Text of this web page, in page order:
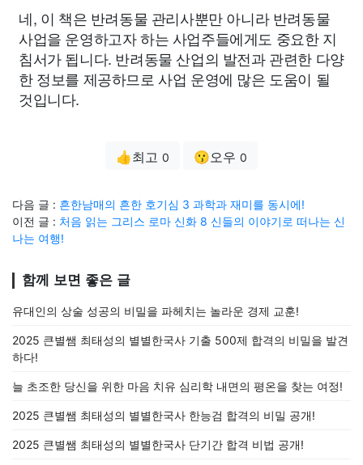
네, 이 책은 반려동물 관리사뿐만 아니라 반려동물
사업을 운영하고자 하는 사업주들에게도 중요한 지
침서가 됩니다. 반려동물 산업의 발전과 관련한 다양
한 정보를 제공하므로 사업 운영에 많은 도움이 될
것입니다.
👍최고 0 😗오우 0
다음 글 : 흔한남매의 흔한 호기심 3 과학과 재미를 동시에!
이전 글 : 처음 읽는 그리스 로마 신화 8 신들의 이야기로 떠나는 신
나는 여행!
함께 보면 좋은 글
유대인의 상술 성공의 비밀을 파헤치는 놀라운 경제 교훈!
2025 큰별쌤 최태성의 별별한국사 기출 500제 합격의 비밀을 발견
하다!
늘 초조한 당신을 위한 마음 치유 심리학 내면의 평온을 찾는 여정!
2025 큰별쌤 최태성의 별별한국사 한능검 합격의 비밀 공개!
2025 큰별쌤 최태성의 별별한국사 단기간 합격 비법 공개!